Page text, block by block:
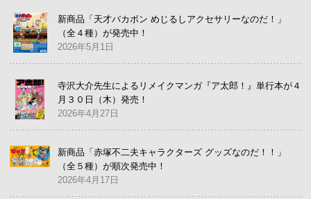
新商品「天才バカボン めじるしアクセサリーなのだ！」
（全４種）が発売中！
2026年5月1日
寺沢大介先生によるリメイクマンガ『ア太郎！』単行本が４
月３０日（木）発売！
2026年4月27日
新商品「赤塚不二夫キャラクターズ グッズなのだ！！」
（全５種）が順次発売中！
2026年4月17日